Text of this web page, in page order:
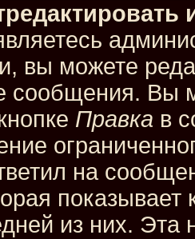
вы можете
сообщения. Вы
Правка в
на
показывает
из них. Эта